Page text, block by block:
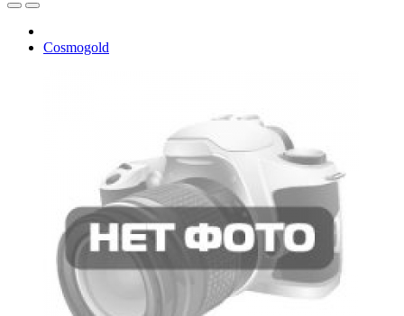
Cosmogold